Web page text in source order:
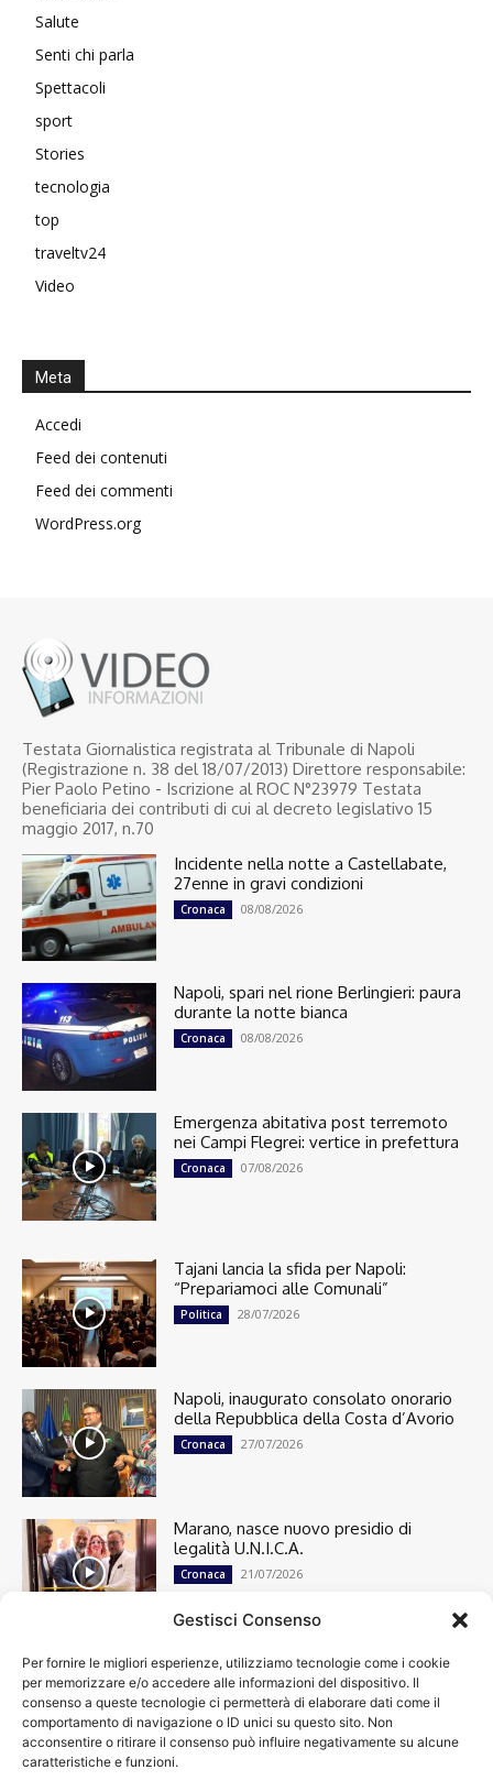
Gestisci Consenso
Per fornire le migliori esperienze, utilizziamo tecnologie come i cookie
per memorizzare e/o accedere alle informazioni del dispositivo. Il
consenso a queste tecnologie ci permetterà di elaborare dati come il
comportamento di navigazione o ID unici su questo sito. Non
acconsentire o ritirare il consenso può influire negativamente su alcune
caratteristiche e funzioni.
Salute
Senti chi parla
Spettacoli
sport
Stories
tecnologia
top
traveltv24
Video
Meta
Accedi
Feed dei contenuti
Feed dei commenti
WordPress.org
Testata Giornalistica registrata al Tribunale di Napoli
(Registrazione n. 38 del 18/07/2013) Direttore responsabile:
Pier Paolo Petino - Iscrizione al ROC N°23979 Testata
beneficiaria dei contributi di cui al decreto legislativo 15
maggio 2017, n.70
Incidente nella notte a Castellabate,
27enne in gravi condizioni
Cronaca 08/08/2026
Napoli, spari nel rione Berlingieri: paura
durante la notte bianca
Cronaca 08/08/2026
Emergenza abitativa post terremoto
nei Campi Flegrei: vertice in prefettura
Cronaca 07/08/2026
Tajani lancia la sfida per Napoli:
“Prepariamoci alle Comunali”
Politica 28/07/2026
Napoli, inaugurato consolato onorario
della Repubblica della Costa d’Avorio
Cronaca 27/07/2026
Marano, nasce nuovo presidio di
legalità U.N.I.C.A.
Cronaca 21/07/2026
Cronaca
13501
Attualità
7305
top
News
4209
Cultura